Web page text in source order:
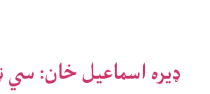
ډیره اسماعیل خان: